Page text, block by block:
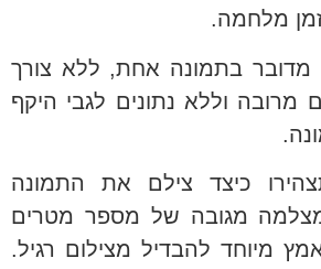
מלחמה.
מדובר בתמונה אחת, ללא צורך
וללא נתונים לגבי היקף
כיצד צילם את התמונה
מגובה של מספר מטרים
מיוחד להבדיל מצילום רגיל.